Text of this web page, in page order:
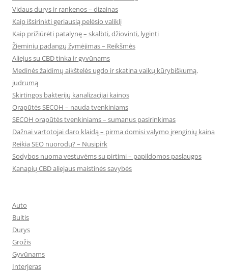
Vidaus durys ir rankenos – dizainas
Kaip išsirinkti geriausią pelėsio valiklį
Kaip prižiūrėti patalynę – skalbti, džiovinti, lyginti
Žieminių padangų žymėjimas – Reikšmės
Aliejus su CBD tinka ir gyvūnams
Medinės žaidimų aikštelės ugdo ir skatina vaikų kūrybiškumą,
judrumą
Skirtingos bakterijų kanalizacijai kainos
Orapūtės SECOH – nauda tvenkiniams
SECOH orapūtės tvenkiniams – sumanus pasirinkimas
Dažnai vartotojai daro klaidą – pirma domisi valymo įrenginių kaina
Reikia SEO nuorodų? – Nusipirk
Sodybos nuoma vestuvėms su pirtimi – papildomos paslaugos
Kanapių CBD aliejaus maistinės savybės
Auto
Buitis
Durys
Grožis
Gyvūnams
Interjeras